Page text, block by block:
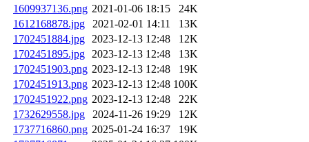
1609937136.png 2021-01-06 18:15
24K
1612168878.jpg
2021-02-01 14:11
13K
1702451884.jpg
2023-12-13 12:48
12K
1702451895.jpg
2023-12-13 12:48
13K
1702451903.png 2023-12-13 12:48
19K
1702451913.png 2023-12-13 12:48 100K
1702451922.png 2023-12-13 12:48
22K
1732629558.jpg
2024-11-26 19:29
12K
1737716860.png 2025-01-24 16:37
19K